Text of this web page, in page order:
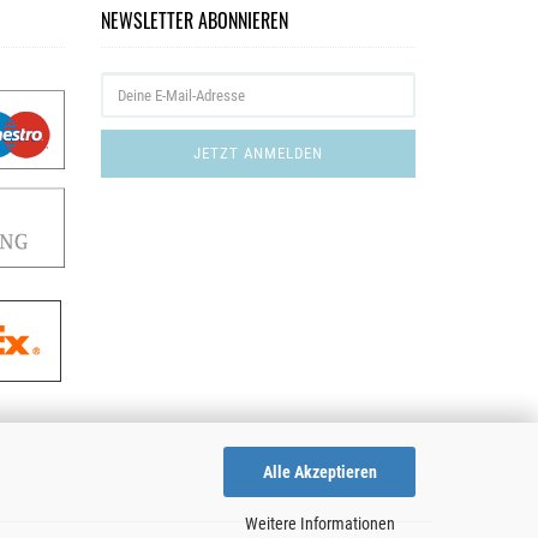
Alle Akzeptieren
Weitere Informationen
NEWSLETTER ABONNIEREN